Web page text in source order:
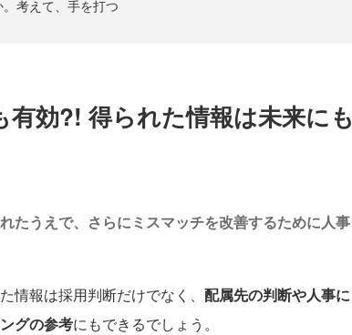
。考えて、手を打つ
効?! 得られた情報は未来にも
うえで、さらにミスマッチを改善するために人事
報は採用判断だけでなく、 配属先の判断や人事に
グの参考にもできるでしょう。